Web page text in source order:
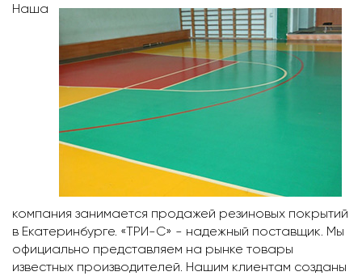
Наша
компания занимается продажей резиновых покрытий
в Екатеринбурге. «ТРИ-С» - надежный поставщик. Мы
официально представляем на рынке товары
известных производителей. Нашим клиентам созданы